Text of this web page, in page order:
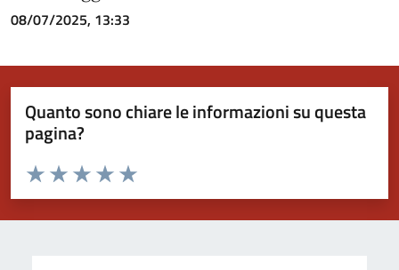
08/07/2025, 13:33
Quanto sono chiare le informazioni su questa
pagina?
Valuta da 1 a 5 stelle la pagina
Valuta 5 stelle su 5
Valuta 4 stelle su 5
Valuta 3 stelle su 5
Valuta 2 stelle su 5
Valuta 1 stelle su 5